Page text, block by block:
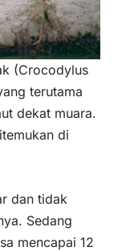
(Crocodylus
terutama
dekat muara.
di
dan tidak
Sedang
mencapai 12